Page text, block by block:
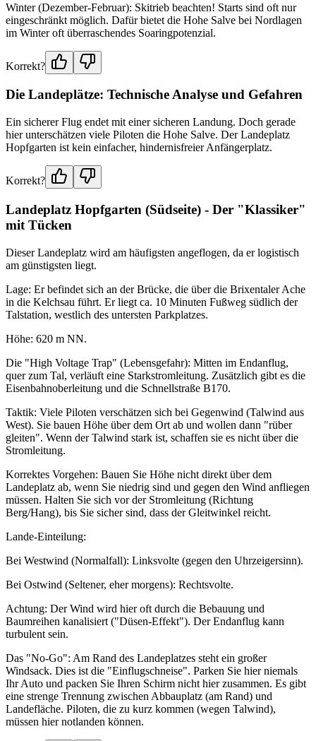
Winter (Dezember-Februar): Skitrieb beachten! Starts sind oft nur
eingeschränkt möglich. Dafür bietet die Hohe Salve bei Nordlagen
im Winter oft überraschendes Soaringpotenzial.
Korrekt?
Die Landeplätze: Technische Analyse und Gefahren
Ein sicherer Flug endet mit einer sicheren Landung. Doch gerade
hier unterschätzen viele Piloten die Hohe Salve. Der Landeplatz
Hopfgarten ist kein einfacher, hindernisfreier Anfängerplatz.
Korrekt?
Landeplatz Hopfgarten (Südseite) - Der "Klassiker"
mit Tücken
Dieser Landeplatz wird am häufigsten angeflogen, da er logistisch
am günstigsten liegt.
Lage: Er befindet sich an der Brücke, die über die Brixentaler Ache
in die Kelchsau führt. Er liegt ca. 10 Minuten Fußweg südlich der
Talstation, westlich des untersten Parkplatzes.
Höhe: 620 m NN.
Die "High Voltage Trap" (Lebensgefahr): Mitten im Endanflug,
quer zum Tal, verläuft eine Starkstromleitung. Zusätzlich gibt es die
Eisenbahnoberleitung und die Schnellstraße B170.
Taktik: Viele Piloten verschätzen sich bei Gegenwind (Talwind aus
West). Sie bauen Höhe über dem Ort ab und wollen dann "rüber
gleiten". Wenn der Talwind stark ist, schaffen sie es nicht über die
Stromleitung.
Korrektes Vorgehen: Bauen Sie Höhe nicht direkt über dem
Landeplatz ab, wenn Sie niedrig sind und gegen den Wind anfliegen
müssen. Halten Sie sich vor der Stromleitung (Richtung
Berg/Hang), bis Sie sicher sind, dass der Gleitwinkel reicht.
Lande-Einteilung:
Bei Westwind (Normalfall): Linksvolte (gegen den Uhrzeigersinn).
Bei Ostwind (Seltener, eher morgens): Rechtsvolte.
Achtung: Der Wind wird hier oft durch die Bebauung und
Baumreihen kanalisiert ("Düsen-Effekt"). Der Endanflug kann
turbulent sein.
Das "No-Go": Am Rand des Landeplatzes steht ein großer
Windsack. Dies ist die "Einflugschneise". Parken Sie hier niemals
Ihr Auto und packen Sie Ihren Schirm nicht hier zusammen. Es gibt
eine strenge Trennung zwischen Abbauplatz (am Rand) und
Landefläche. Piloten, die zu kurz kommen (wegen Talwind),
müssen hier notlanden können.